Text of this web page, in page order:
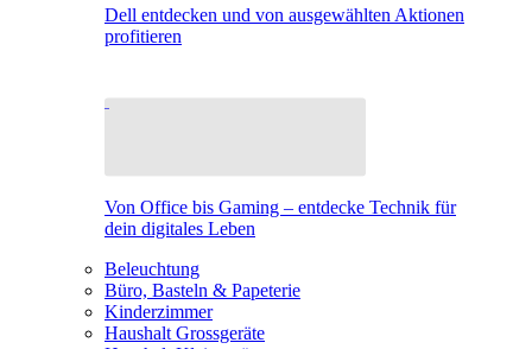
Dell entdecken und von ausgewählten Aktionen
profitieren
Von Office bis Gaming – entdecke Technik für
dein digitales Leben
Beleuchtung
Büro, Basteln & Papeterie
Kinderzimmer
Haushalt Grossgeräte